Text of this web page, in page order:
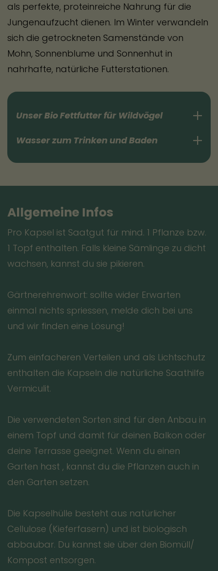
als perfekte, proteinreiche Nahrung für die
Jungenaufzucht dienen. Im Winter verwandeln
sich die getrockneten Samenstände von
Mohn, Sonnenblume und Sonnenhut in
nahrhafte, natürliche Futterstationen.
Unser Bio Fettfutter für Wildvögel
Artenspektrum direkt vor dein Fenster:
Finken, Sperlinge und Ammern und flexible
Allesfresser wie Meisen, Spechte und
Kleiber.
möglich zu machen, ist unsere Mischung
komplett schalenfrei. Deine gefiederten
Gäste sparen wertvolle Energie, da sie die
müssen. Für dich bedeutet das: Futter pur,
maximale Ausbeute und kein lästiger
Schalenberg unter dem Futterplatz.
Wasser zum Trinken und Baden
Die perfekte Vogeltränke
Allgemeine Infos
Pro Kapsel ist Saatgut für mind. 1 Pflanze bzw.
1 Topf enthalten. Falls kleine Sämlinge zu dicht
wachsen, kannst du sie pikieren.
Gärtnerehrenwort: sollte wider Erwarten
einmal nichts spriessen, melde dich bei uns
und wir finden eine Lösung!
Zum einfacheren Verteilen und als Lichtschutz
enthalten die Kapseln die natürliche Saathilfe
Vermiculit.
Die verwendeten Sorten sind für den Anbau in
einem Topf und damit für deinen Balkon oder
deine Terrasse geeignet. Wenn du einen
Garten hast , kannst du die Pflanzen auch in
den Garten setzen.
Die Kapselhülle besteht aus natürlicher
Cellulose (Kieferfasern) und ist biologisch
abbaubar. Du kannst sie über den Biomüll/
Kompost entsorgen.